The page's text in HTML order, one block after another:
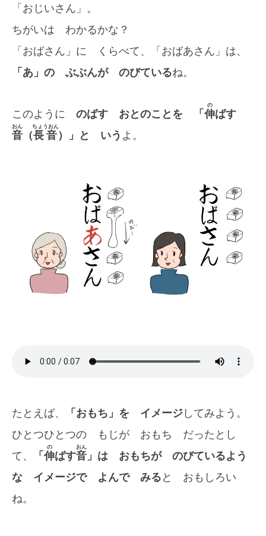
「おじいさん」。
ちがいは わかるかな？
「おばさん」に くらべて、「おばあさん」は、
「あ」の ぶぶんが のびているね。
このように のばす おとのことを 「伸
の
ばす
音
おん
（長音
ちょうおん
）」と いう よ。
たとえば、 「おもち」を イメージ してみよう。
ひとつひとつの もじが おもち だったとし
て、
「伸
の
ばす音
おん
」は おもちが のびているよう
な イメージで よんで みる と おもしろい
ね。